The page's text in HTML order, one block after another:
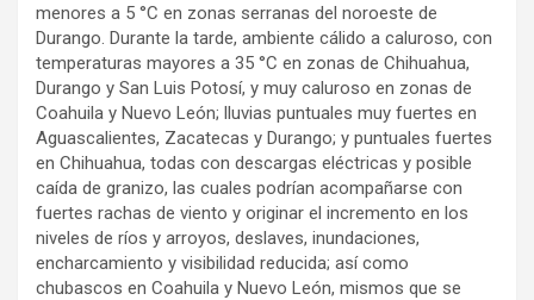
menores a 5 °C en zonas serranas del noroeste de
Durango. Durante la tarde, ambiente cálido a caluroso, con
temperaturas mayores a 35 °C en zonas de Chihuahua,
Durango y San Luis Potosí, y muy caluroso en zonas de
Coahuila y Nuevo León; lluvias puntuales muy fuertes en
Aguascalientes, Zacatecas y Durango; y puntuales fuertes
en Chihuahua, todas con descargas eléctricas y posible
caída de granizo, las cuales podrían acompañarse con
fuertes rachas de viento y originar el incremento en los
niveles de ríos y arroyos, deslaves, inundaciones,
encharcamiento y visibilidad reducida; así como
chubascos en Coahuila y Nuevo León, mismos que se